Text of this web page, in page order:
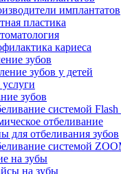
имплантатов
пластика
кариеса
зубов
зубов у детей
зубов
системой
отбеливание
для отбеливания зубов
системой
на зубы
на зубы